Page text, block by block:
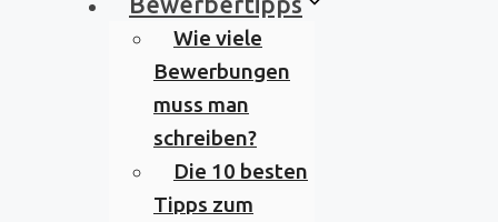
Wie viele
Bewerbungen
muss man
schreiben?
Die 10 besten
Tipps zum